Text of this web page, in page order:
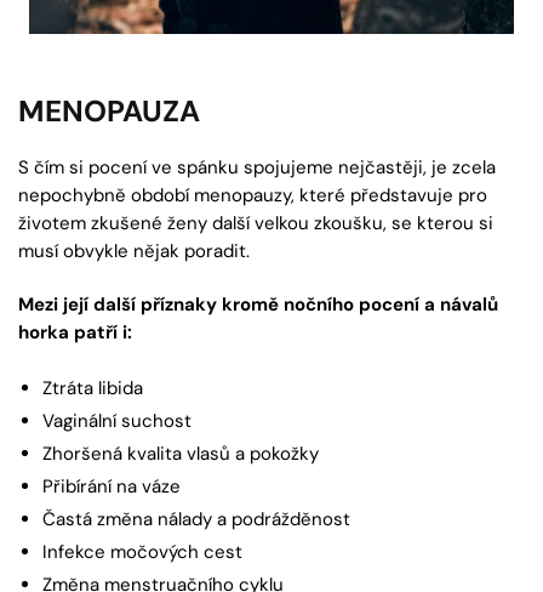
MENOPAUZA
S čím si pocení ve spánku spojujeme nejčastěji, je zcela
nepochybně období menopauzy, které představuje pro
životem zkušené ženy další velkou zkoušku, se kterou si
musí obvykle nějak poradit.
Mezi její další příznaky kromě nočního pocení a návalů
horka patří i:
Ztráta libida
Vaginální suchost
Zhoršená kvalita vlasů a pokožky
Přibírání na váze
Častá změna nálady a podrážděnost
Infekce močových cest
Změna menstruačního cyklu